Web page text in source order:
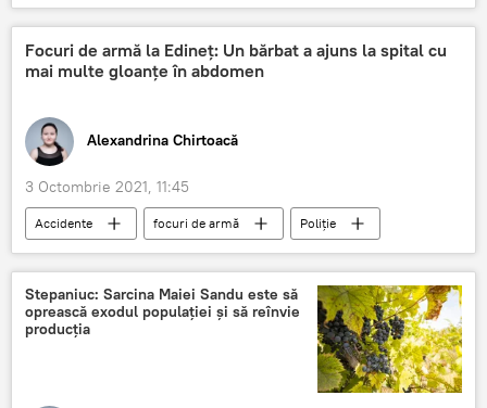
prețul la gaz
Focuri de armă la Edineț: Un bărbat a ajuns la spital cu
mai multe gloanțe în abdomen
Alexandrina Chirtoacă
3 Octombrie 2021, 11:45
Accidente focuri de armă
Poliţie
Împușcături
Edineț
Știri din Moldova
Stepaniuc: Sarcina Maiei Sandu este să
oprească exodul populației și să reînvie
producția